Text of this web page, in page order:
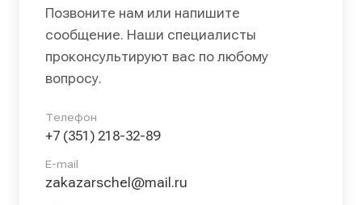
Позвоните нам или напишите
сообщение. Наши специалисты
проконсультируют вас по любому
вопросу.
Телефон
+7 (351) 218-32-89
E-mail
zakazarschel@mail.ru